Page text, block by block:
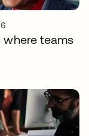
where teams